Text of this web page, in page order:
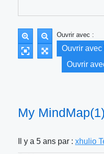
Ouvrir avec :
Ouvrir
Ouvrir
My
Il y a 5 ans par : xhulio